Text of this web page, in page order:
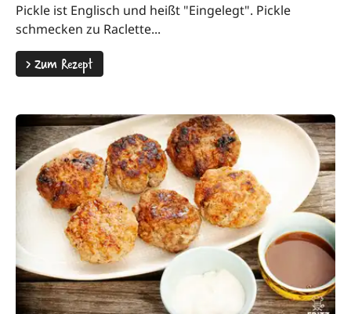
Pickle ist Englisch und heißt "Eingelegt". Pickle
schmecken zu Raclette...
>Zum Rezept